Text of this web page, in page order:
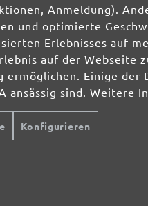
Anmeldung).
und optimierte
Erlebnisses auf
auf der
Einige
ansässig sind.
Konfigurieren